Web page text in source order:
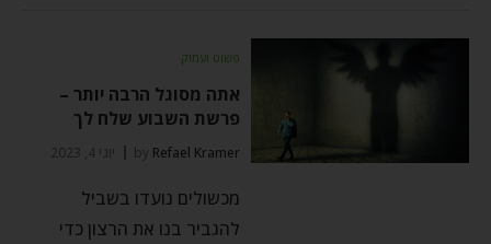
פשוט ועמוק
אתה מסוגל הרבה יותר –
פרשת השבוע שלח לך
by Refael Kramer יוני 4, 2023
מכשולים נועדו בשביל
להגביר בנו את הרצון כדי